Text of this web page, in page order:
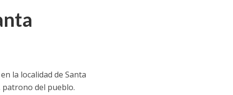
la localidad de Santa
patrono del pueblo.